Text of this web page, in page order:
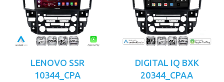
LENOVO SSR
10344_CPA
DIGITAL IQ BXK
20344_CPAA